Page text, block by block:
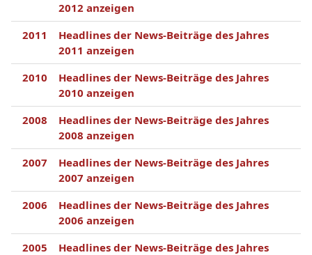
2012 anzeigen
2011
Headlines der News-Beiträge des Jahres
2011 anzeigen
2010
Headlines der News-Beiträge des Jahres
2010 anzeigen
2008
Headlines der News-Beiträge des Jahres
2008 anzeigen
2007
Headlines der News-Beiträge des Jahres
2007 anzeigen
2006
Headlines der News-Beiträge des Jahres
2006 anzeigen
2005
Headlines der News-Beiträge des Jahres